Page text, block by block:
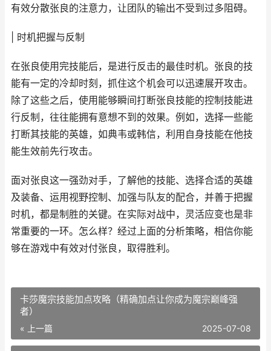
有效分散张良的注意力，让团队的输出不受到过多阻碍。
| 时机把握与反制
在张良使用完技能后，是进行反击的最佳时机。张良的技
能有一定的冷却时刻，抓住这个机会可以迅速展开攻击。
除了这些之后，使用能够瞬间打断张良技能的控制技能进
行反制，往往能拥有意想不到的效果。例如，选择一些能
打断其技能的英雄，如典韦或韩信，利用自身技能在他技
能生效前先行攻击。
面对张良这一强劲对手，了解他的技能、选择合适的英雄
及装备、运用视野控制、加强与队友的配合，并善于把握
时机，都是制胜的关键。在实际对战中，灵活应变也是非
常重要的一环。怎么样？经过上面的分析策略，相信你能
够在游戏中有效对付张良，取得胜利。
卡莎魔宗技能加点攻略（精确加点让你成为魔宗巅峰强
者）
« 上一篇 2025-07-08